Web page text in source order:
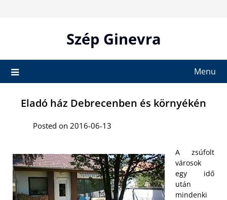
Szép Ginevra
Menu
Eladó ház Debrecenben és környékén
Posted on 2016-06-13
A zsúfolt
városok
egy idő
után
mindenki